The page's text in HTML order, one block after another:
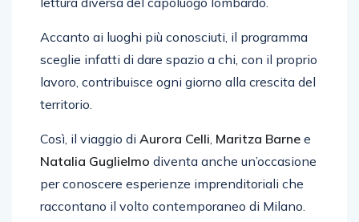
Accanto ai luoghi più conosciuti, il programma
sceglie infatti di dare spazio a chi, con il proprio
lavoro, contribuisce ogni giorno alla crescita del
territorio.
Così, il viaggio di Aurora Celli, Maritza Barne e
Natalia Guglielmo diventa anche un’occasione
per conoscere esperienze imprenditoriali che
raccontano il volto contemporaneo di Milano.